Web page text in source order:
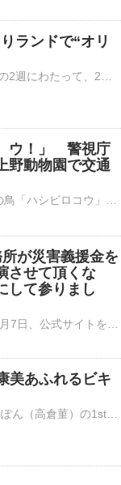
ランドで“オリ
ウ！」 警視庁
野動物園で交通
が災害義援金を
させて頂くな
して参りまし
美あふれるビキ